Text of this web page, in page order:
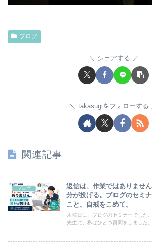
ブログ
シェアする
takasugiをフォローする
関連記事
ブログ
返信は、作業ではありませ
分が投げる。ブログのセミ
こと。自戒をこめて。
木曜日に、ブログのセミナーでした
先生に、私はひとつ質問をしました